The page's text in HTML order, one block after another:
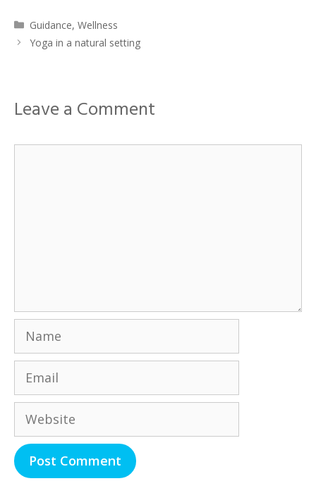
Guidance,Wellness
Yoga in a natural setting
Leave a Comment